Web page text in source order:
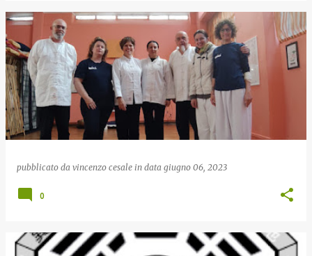
pubblicato da vincenzo cesale in data giugno 06, 2023
0